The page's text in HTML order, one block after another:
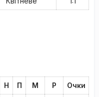
Н П М Р Очки